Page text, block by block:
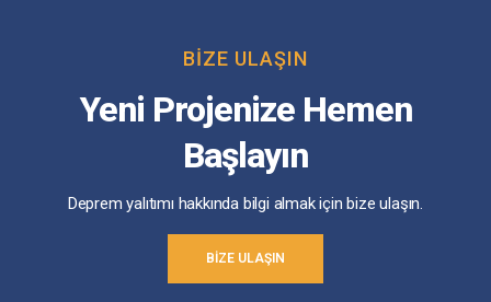
BIZE ULAŞIN
Yeni Projenize Hemen
Başlayın
Deprem yalıtımı hakkında bilgi almak için bize ulaşın.
BIZE ULAŞIN